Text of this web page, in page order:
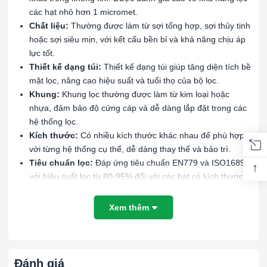
các hạt nhỏ hơn 1 micromet.
Chất liệu: Thường được làm từ sợi tổng hợp, sợi thủy tinh
hoặc sợi siêu mịn, với kết cấu bền bỉ và khả năng chịu áp
lực tốt.
Thiết kế dạng túi: Thiết kế dạng túi giúp tăng diện tích bề
mặt lọc, nâng cao hiệu suất và tuổi thọ của bộ lọc.
Khung: Khung lọc thường được làm từ kim loại hoặc
nhựa, đảm bảo độ cứng cáp và dễ dàng lắp đặt trong các
hệ thống lọc.
Kích thước: Có nhiều kích thước khác nhau để phù hợp
với từng hệ thống cụ thể, dễ dàng thay thế và bảo trì.
Tiêu chuẩn lọc: Đáp ứng tiêu chuẩn EN779 và ISO16890
với hiệu suất lọc từ 80-95% đối với các hạt có kích thước
làm việc và sinh hoạt trong lành và an toàn.
Xem thêm
Đánh giá
↑